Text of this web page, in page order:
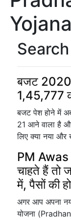
Yojana
बजट 2020-
1,45,777
बजट पेश होने में
21 आने वाला है
लिए क्या नया और
PM Awas
चाहते हैं तो
में, पैसों की
अगर आप अपना
योजना